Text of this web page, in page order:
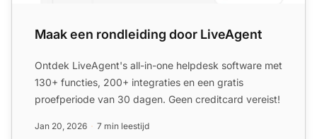
Maak een rondleiding door LiveAgent
Ontdek LiveAgent's all-in-one helpdesk software met
130+ functies, 200+ integraties en een gratis
proefperiode van 30 dagen. Geen creditcard vereist!
Jan 20, 2026 7 min leestijd